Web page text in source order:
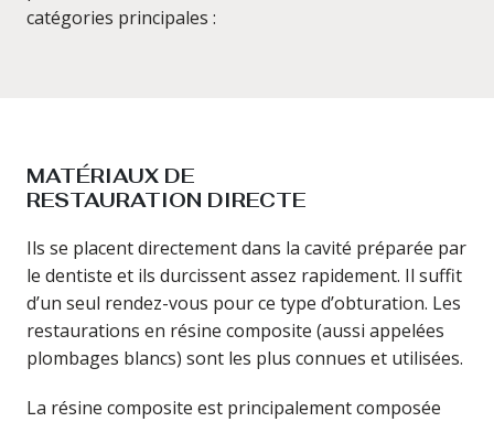
catégories principales :
MATÉRIAUX DE
RESTAURATION DIRECTE
Ils se placent directement dans la cavité préparée par
le dentiste et ils durcissent assez rapidement. Il suffit
d’un seul rendez-vous pour ce type d’obturation. Les
restaurations en résine composite (aussi appelées
plombages blancs) sont les plus connues et utilisées.
La résine composite est principalement composée